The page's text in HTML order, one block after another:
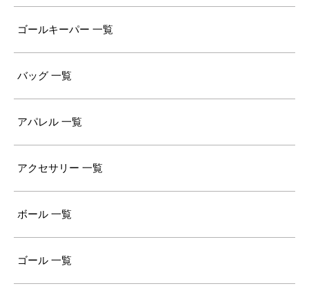
ゴールキーパー 一覧
バッグ 一覧
アパレル 一覧
アクセサリー 一覧
ボール 一覧
ゴール 一覧